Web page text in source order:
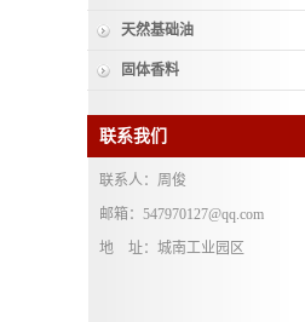
天然基础油
固体香料
联系我们
联系人：周俊
邮箱：547970127@qq.com
地 址：城南工业园区